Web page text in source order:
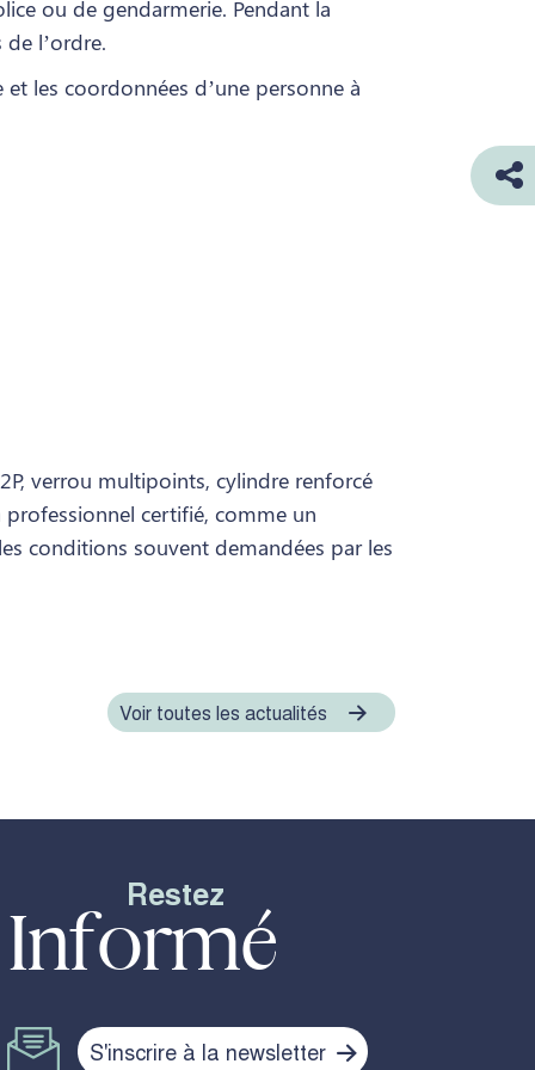
ou de gendarmerie. Pendant la
l’ordre.
les coordonnées d’une personne à
verrou multipoints, cylindre renforcé
certifié, comme un
conditions souvent demandées par les
Voir toutes les actualités
Restez
Informé
S'inscrire à la newsletter